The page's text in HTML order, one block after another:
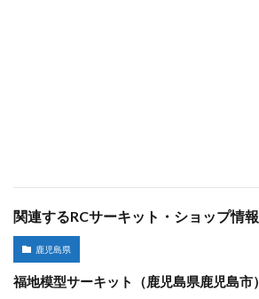
関連するRCサーキット・ショップ情報
鹿児島県
福地模型サーキット（鹿児島県鹿児島市）